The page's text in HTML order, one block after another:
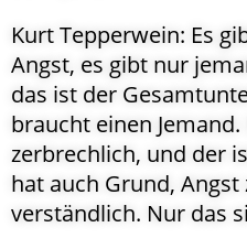
Kurt Tepperwein: Es
Angst, es gibt nur
das ist der
braucht einen
zerbrechlich, und der
hat auch Grund,
verständlich. Nur das